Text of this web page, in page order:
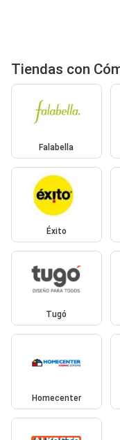
Tiendas con
Falabella
Éxito
Tugó
Homecenter